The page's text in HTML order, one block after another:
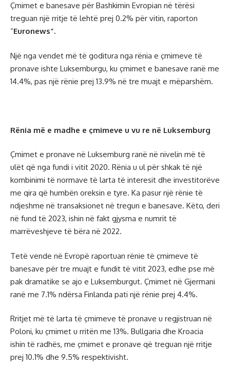
Çmimet e banesave për Bashkimin Evropian në tërësi
treguan një rritje të lehtë prej 0.2% për vitin, raporton
“Euronews”.
Një nga vendet më të goditura nga rënia e çmimeve të
pronave ishte Luksemburgu, ku çmimet e banesave ranë me
14.4%, pas një rënie prej 13.9% në tre muajt e mëparshëm.
Rënia më e madhe e çmimeve u vu re në Luksemburg
Çmimet e pronave në Luksemburg ranë në nivelin më të
ulët që nga fundi i vitit 2020. Rënia u ul për shkak të një
kombinimi të normave të larta të interesit dhe investitorëve
me qira që humbën oreksin e tyre. Ka pasur një rënie të
ndjeshme në transaksionet në tregun e banesave. Këto, deri
në fund të 2023, ishin në fakt gjysma e numrit të
marrëveshjeve të bëra në 2022.
Tetë vende në Evropë raportuan rënie të çmimeve të
banesave për tre muajt e fundit të vitit 2023, edhe pse më
pak dramatike se ajo e Luksemburgut. Çmimet në Gjermani
ranë me 7.1% ndërsa Finlanda pati një rënie prej 4.4%.
Rritjet më të larta të çmimeve të pronave u regjistruan në
Poloni, ku çmimet u rritën me 13%. Bullgaria dhe Kroacia
ishin të radhës, me çmimet e pronave që treguan një rritje
prej 10.1% dhe 9.5% respektivisht.